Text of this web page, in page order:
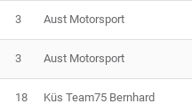
3 Aust Motorsport
3 Aust Motorsport
18 Küs Team75 Bernhard